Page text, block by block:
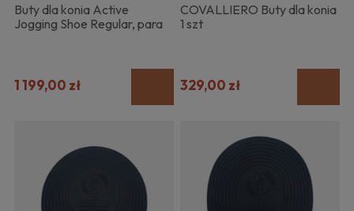
Buty dla konia Active
Jogging Shoe Regular, para
1 199,00 zł
COVALLIERO Buty dla konia
1 szt
329,00 zł